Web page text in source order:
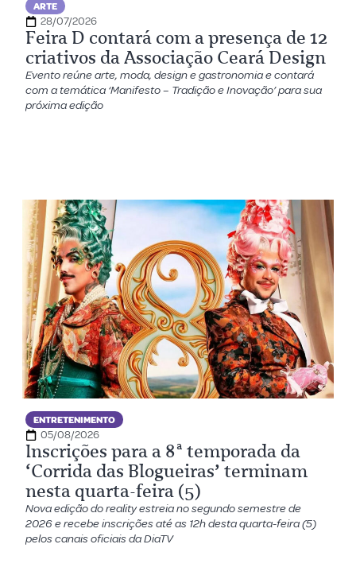
ARTE
28/07/2026
Feira D contará com a presença de 12
criativos da Associação Ceará Design
Evento reúne arte, moda, design e gastronomia e contará
com a temática ‘Manifesto – Tradição e Inovação’ para sua
próxima edição
ENTRETENIMENTO
05/08/2026
Inscrições para a 8ª temporada da
‘Corrida das Blogueiras’ terminam
nesta quarta-feira (5)
Nova edição do reality estreia no segundo semestre de
2026 e recebe inscrições até as 12h desta quarta-feira (5)
pelos canais oficiais da DiaTV